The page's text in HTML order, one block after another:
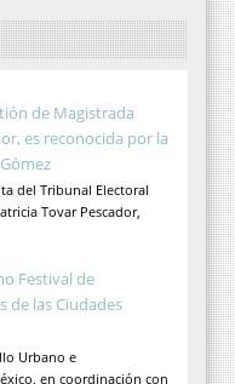
de Magistrada
es reconocida por la
del Tribunal Electoral
Tovar Pescador,
Festival de
de las Ciudades
Urbano e
en coordinación con